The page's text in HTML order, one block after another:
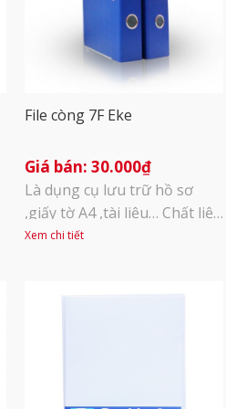
File còng 7F Eke
30.000₫
Là dụng cụ lưu trữ hồ sơ
,giấy tờ A4 ,tài liệu… Chất liệu
: PVC , giấy ép . Kích thước :
Xem chi tiết